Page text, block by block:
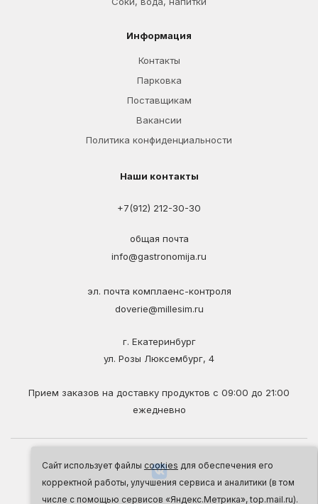
Сайт использует файлы cookies для обеспечения его
корректной работы, улучшения сервиса и аналитики (в том
числе с помощью сервисов «Яндекс.Метрика», top.mail.ru).
Информация
Контакты
Парковка
Поставщикам
Вакансии
Политика конфиденциальности
Наши контакты
+7(912) 212-30-30
общая почта
info@gastronomija.ru
эл. почта комплаенс-контроля
doverie@millesim.ru
г. Екатеринбург
ул. Розы Люксембург, 4
Прием заказов на доставку продуктов с 09:00 до 21:00
ежедневно